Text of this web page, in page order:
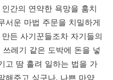
간의 연약한 욕망을 훔치
서운 마법 주문을 치밀하게
든 사기꾼들조차 자기들의
레기 같은 도박에 돈을 넣
고 땀 흘려 일하는 법을 가
해주고 싶구나. 나쁜 마약